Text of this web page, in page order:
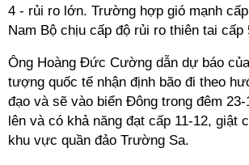
4 - rủi ro lớn. Trường hợp gió mạnh
Nam Bộ chịu cấp độ rủi ro thiên tai cấp
Ông Hoàng Đức Cường dẫn dự báo
tượng quốc tế nhận định bão đi theo
đạo và sẽ vào biển Đông trong đêm
lên và có khả năng đạt cấp 11-12, giật
khu vực quần đảo Trường Sa.